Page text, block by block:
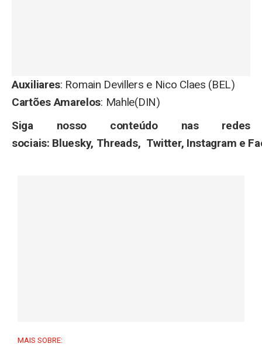
Auxiliares: Romain Devillers e Nico Claes (BEL)
Cartões Amarelos: Mahle(DIN)
Siga nosso conteúdo nas redes
sociais: Bluesky, Threads, Twitter, Instagram e
MAIS SOBRE: